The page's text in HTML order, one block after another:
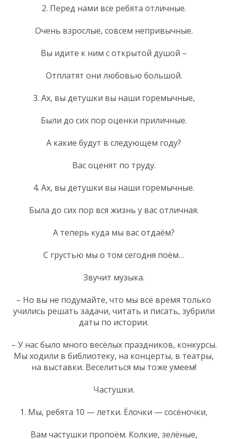
2. Перед нами все ребята отличные.
Очень взрослые, совсем непривычные.
Вы идите к ним с открытой душой –
Отплатят они любовью большой.
3. Ах, вы детушки вы наши горемычные,
Были до сих пор оценки приличные.
А какие будут в следующем году?
Вас оценят по труду.
4. Ах, вы детушки вы наши горемычные.
Была до сих пор вся жизнь у вас отличная.
А теперь куда мы вас отдаём?
С грустью мы о том сегодня поём…
Звучит музыка.
– Но вы не подумайте, что мы всё время только
учились решать задачи, читать и писать, зубрили
даты по истории.
– У нас было много весёлых праздников, конкурсы.
Мы ходили в библиотеку, на концерты, в театры,
на выставки. Веселиться мы тоже умеем!
Частушки.
1. Мы, ребята 10 — летки. Ёлочки — сосёночки,
Вам частушки пропоём. Колкие, зелёные,